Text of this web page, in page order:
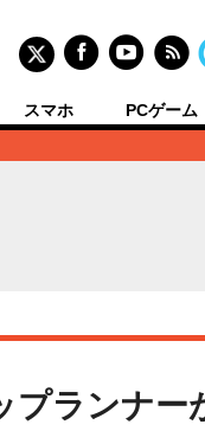
スマホ PCゲーム
プランナ